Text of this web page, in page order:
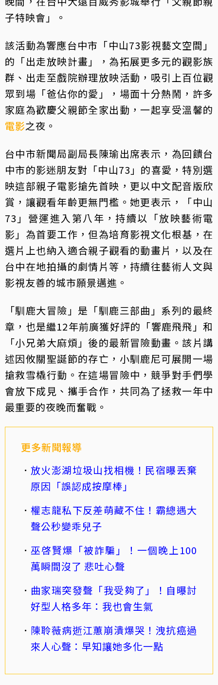
子特映會」。
該活動為響應台中市「中山73影視藝文空間」
的「出走放映計畫」，為拓展更多元的觀影族
群、出走至戲院辦理放映活動，吸引上百位觀
眾到場「爸佔你的愛」，場面十分熱鬧，許多
家庭為歡慶父親節全家出動，一起享受溫馨的
電影之夜。
台中市新聞局副局長陳瑜出席表示，為回饋台
中市的影迷朋友對「中山73」的喜愛，特別選
映這部親子電影搶先首映，更以中文配音版欣
賞，讓觀看年齡更無門檻。她更表示，「中山
73」營運進入第八年，持續以「放映藝術電
影」為首要工作，但為培育影視文化根基，在
選片上也納入適合親子觀看的動畫片，以及在
台中在地拍攝的劇情片等，持續往藝術人文與
影視友善的城市願景邁進。
「馴鹿大冒險」是「馴鹿三部曲」系列的最終
章，也是繼12年前廣獲好評的「響鹿飛飛」和
「小兄弟大麻煩」後的最新冒險動畫。該片講
述因攸關聖誕節的存亡，小馴鹿尼可展開一場
搶救雪橇行動。在這場冒險中，競爭對手們學
會放下成見、攜手合作，共同為了拯救一年中
最重要的夜晚而奮戰。
更多新聞報導
放火澎湖垃圾山找相機！民宿曝丟棄
原因「誤認成按摩棒」
權志龍私下反差萌藏不住！霸總遇大
聲公秒變乖兒子
巫啓賢爆「被詐騙」！一個晚上100
萬瞬間沒了 悲吐心聲
曲家瑞突發聲「我受夠了」！自曝討
好型人格多年：我也會生氣
陳聆薇病逝江蕙崩潰爆哭！洩抗癌過
來人心聲：早知讓她多化一點